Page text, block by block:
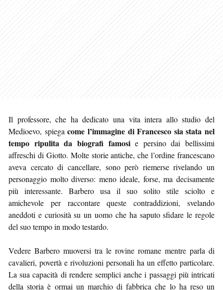
Il professore, che ha dedicato una vita intera allo studio del
Medioevo, spiegacome l’immagine di Francesco sia stata nel
tempo ripulita da biografi famosie persino dai bellissimi
affreschi di Giotto. Molte storie antiche, che l’ordine francescano
aveva cercato di cancellare, sono però riemerse rivelando un
personaggio molto diverso: meno ideale, forse, ma decisamente
più interessante. Barbero usa il suo solito stile sciolto e
amichevole per raccontare queste contraddizioni, svelando
aneddoti e curiosità su un uomo che ha saputo sfidare le regole
del suo tempo in modo testardo.
Vedere Barbero muoversi tra le rovine romane mentre parla di
cavalieri, povertà e rivoluzioni personali ha un effetto particolare.
La sua capacità di rendere semplici anche i passaggi più intricati
della storia è ormai un marchio di fabbrica che lo ha reso un